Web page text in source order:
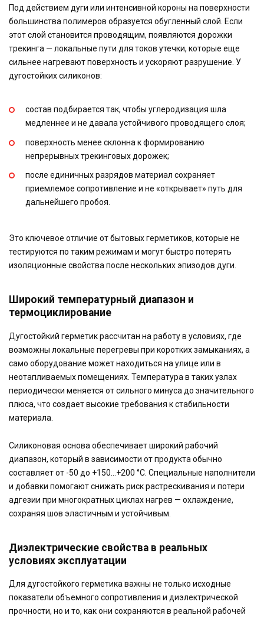
Под действием дуги или интенсивной короны на поверхности
большинства полимеров образуется обугленный слой. Если
этот слой становится проводящим, появляются дорожки
трекинга — локальные пути для токов утечки, которые еще
сильнее нагревают поверхность и ускоряют разрушение. У
дугостойких силиконов:
состав подбирается так, чтобы углеродизация шла
медленнее и не давала устойчивого проводящего слоя;
поверхность менее склонна к формированию
непрерывных трекинговых дорожек;
после единичных разрядов материал сохраняет
приемлемое сопротивление и не «открывает» путь для
дальнейшего пробоя.
Это ключевое отличие от бытовых герметиков, которые не
тестируются по таким режимам и могут быстро потерять
изоляционные свойства после нескольких эпизодов дуги.
Широкий температурный диапазон и
термоциклирование
Дугостойкий герметик рассчитан на работу в условиях, где
возможны локальные перегревы при коротких замыканиях, а
само оборудование может находиться на улице или в
неотапливаемых помещениях. Температура в таких узлах
периодически меняется от сильного минуса до значительного
плюса, что создает высокие требования к стабильности
материала.
Силиконовая основа обеспечивает широкий рабочий
диапазон, который в зависимости от продукта обычно
составляет от -50 до +150…+200 °C. Специальные наполнители
и добавки помогают снижать риск растрескивания и потери
адгезии при многократных циклах нагрев — охлаждение,
сохраняя шов эластичным и устойчивым.
Диэлектрические свойства в реальных
условиях эксплуатации
Для дугостойкого герметика важны не только исходные
показатели объемного сопротивления и диэлектрической
прочности, но и то, как они сохраняются в реальной рабочей